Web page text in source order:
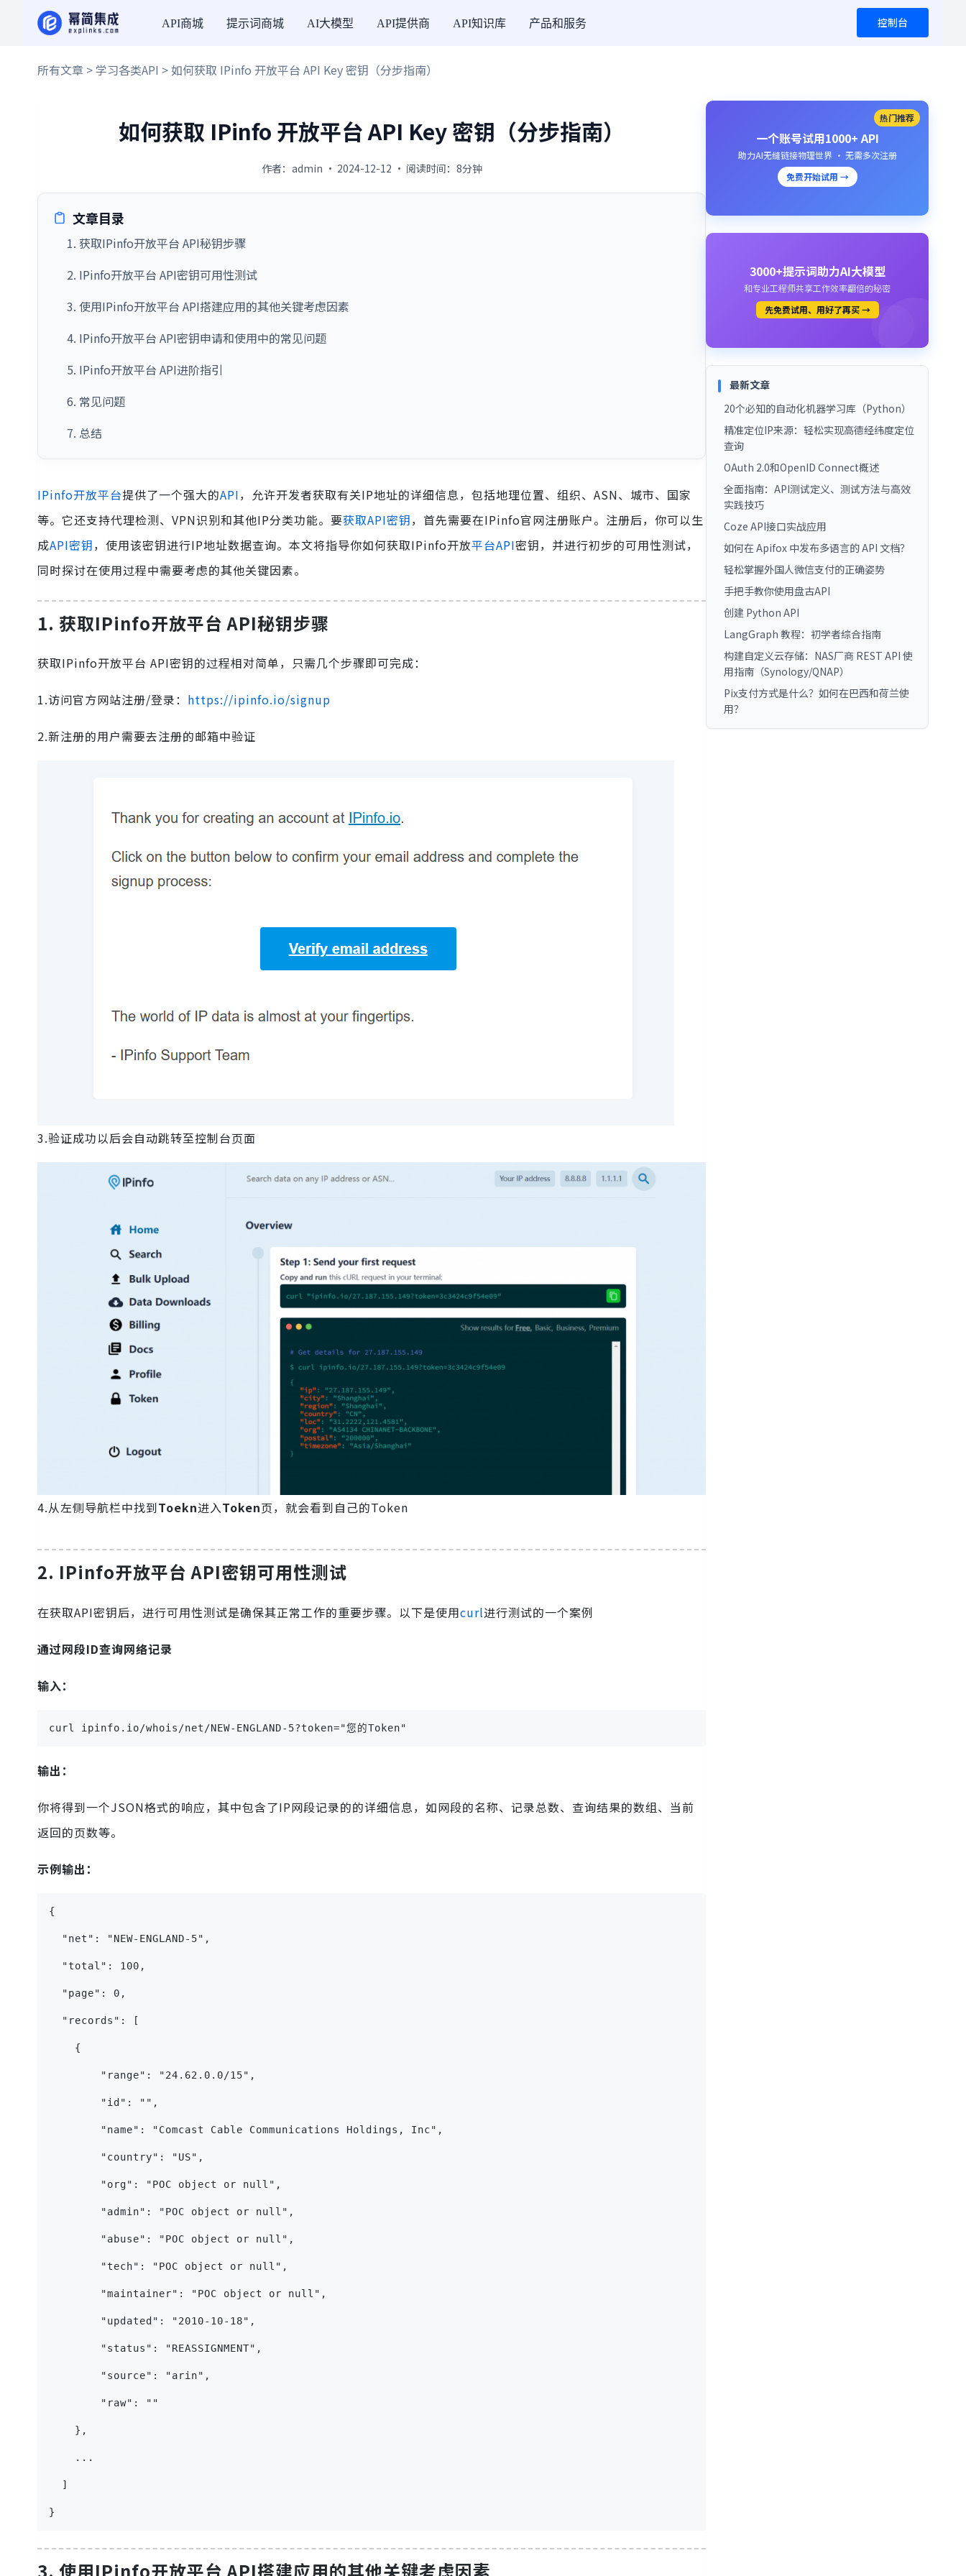
API商城 提示词商城 AI大模型 API提供商 API知识库 产品和服务 控制台
所有文章 >学习各类API > 如何获取 IPinfo 开放平台 API Key 密钥（分步指南）
如何获取 IPinfo 开放平台 API Key 密钥（分步指南）
作者：admin · 2024-12-12 · 阅读时间：8分钟
文章目录
1. 获取IPinfo开放平台 API秘钥步骤
2. IPinfo开放平台 API密钥可用性测试
3. 使用IPinfo开放平台 API搭建应用的其他关键考虑因素
4. IPinfo开放平台 API密钥申请和使用中的常见问题
5. IPinfo开放平台 API进阶指引
6. 常见问题
7. 总结
IPinfo开放平台提供了一个强大的API，允许开发者获取有关IP地址的详细信息，包括地理位置、组织、ASN、城市、国家
等。它还支持代理检测、VPN识别和其他IP分类功能。要获取API密钥，首先需要在IPinfo官网注册账户。注册后，你可以生
成API密钥，使用该密钥进行IP地址数据查询。本文将指导你如何获取IPinfo开放平台API密钥，并进行初步的可用性测试，
同时探讨在使用过程中需要考虑的其他关键因素。
1. 获取IPinfo开放平台 API秘钥步骤
获取IPinfo开放平台 API密钥的过程相对简单，只需几个步骤即可完成：
1.访问官方网站注册/登录： https://ipinfo.io/signup
2.新注册的用户需要去注册的邮箱中验证
3.验证成功以后会自动跳转至控制台页面
4.从左侧导航栏中找到Toekn进入Token页，就会看到自己的Token
2. IPinfo开放平台 API密钥可用性测试
在获取API密钥后，进行可用性测试是确保其正常工作的重要步骤。以下是使用curl进行测试的一个案例
通过网段ID查询网络记录
输入：
curl ipinfo.io/whois/net/NEW-ENGLAND-5?token="您的Token"
输出：
你将得到一个JSON格式的响应，其中包含了IP网段记录的的详细信息，如网段的名称、记录总数、查询结果的数组、当前
返回的页数等。
示例输出：
{
"net": "NEW-ENGLAND-5",
"total": 100,
"page": 0,
"records": [
{
"range": "24.62.0.0/15",
"id": "",
"name": "Comcast Cable Communications Holdings, Inc",
"country": "US",
"org": "POC object or null",
"admin": "POC object or null",
"abuse": "POC object or null",
"tech": "POC object or null",
"maintainer": "POC object or null",
"updated": "2010-10-18",
"status": "REASSIGNMENT",
"source": "arin",
"raw": ""
},
...
]
}
3. 使用IPinfo开放平台 API搭建应用的其他关键考虑因素
热门推荐
一个账号试用1000+ API
助力AI无缝链接物理世界 · 无需多次注册
免费开始试用 →
3000+提示词助力AI大模型
和专业工程师共享工作效率翻倍的秘密
先免费试用、用好了再买 →
最新文章
20个必知的自动化机器学习库（Python）
精准定位IP来源：轻松实现高德经纬度定位
查询
OAuth 2.0和OpenID Connect概述
全面指南：API测试定义、测试方法与高效
实践技巧
Coze API接口实战应用
如何在 Apifox 中发布多语言的 API 文档？
轻松掌握外国人微信支付的正确姿势
手把手教你使用盘古API
创建 Python API
LangGraph 教程：初学者综合指南
构建自定义云存储：NAS厂商 REST API 使
用指南（Synology/QNAP）
Pix支付方式是什么？如何在巴西和荷兰使
用？